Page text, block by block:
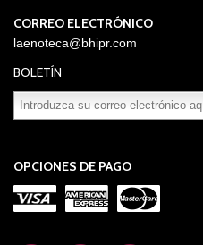
CORREO ELECTRÓNICO
laenoteca@bhipr.com
BOLETÍN
OPCIONES DE PAGO